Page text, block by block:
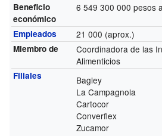
Beneficio
económico
6 549 300 000 pesos
Empleados 21 000 (aprox.)
Miembro de
Coordinadora de las
Alimenticios
Filiales
Bagley
La Campagnola
Cartocor
Converflex
Zucamor